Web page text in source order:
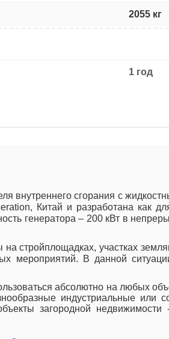
2055 кг
1 год
внутреннего сгорания с
Китай и разработана как
генератора – 200 кВт в
стройплощадках, участках
мероприятий. В данной
абсолютно на любых
индустриальные или
загородной